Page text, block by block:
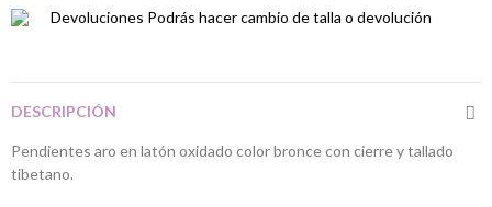
Devoluciones Podrás hacer cambio de talla o devolución
DESCRIPCIÓN
Pendientes aro en latón oxidado color bronce con cierre y tallado
tibetano.